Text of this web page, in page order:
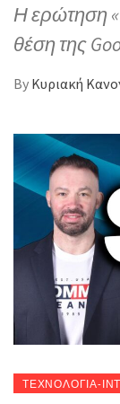
Η ερώτηση
θέση της
By Κυριακή
ΤΕΧΝΟΛΟΓΙΑ-